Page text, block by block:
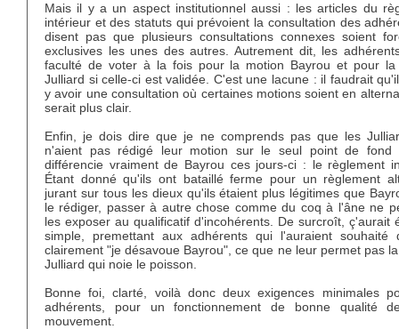
Mais il y a un aspect institutionnel aussi : les articles du
intérieur et des statuts qui prévoient la consultation des
disent pas que plusieurs consultations connexes soient
exclusives les unes des autres. Autrement dit, les
faculté de voter à la fois pour la motion Bayrou et pour la
Julliard si celle-ci est validée. C'est une lacune : il faudrait
y avoir une consultation où certaines motions soient en
serait plus clair.
Enfin, je dois dire que je ne comprends pas que les
n'aient pas rédigé leur motion sur le seul point de fond
différencie vraiment de Bayrou ces jours-ci : le règlement
Étant donné qu'ils ont bataillé ferme pour un règlement
jurant sur tous les dieux qu'ils étaient plus légitimes que
le rédiger, passer à autre chose comme du coq à l'âne ne
les exposer au qualificatif d'incohérents. De surcroît, ç'aurait
simple, premettant aux adhérents qui l'auraient souhaité
clairement "je désavoue Bayrou", ce que ne leur permet pas
Julliard qui noie le poisson.
Bonne foi, clarté, voilà donc deux exigences minimales
adhérents, pour un fonctionnement de bonne qualité
mouvement.